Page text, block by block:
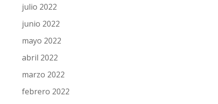
julio 2022
junio 2022
mayo 2022
abril 2022
marzo 2022
febrero 2022